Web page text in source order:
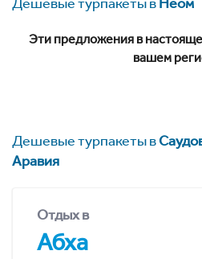
Эти предложения в
вашем
Дешевые турпакеты в
Аравия
Отдых в
Абха